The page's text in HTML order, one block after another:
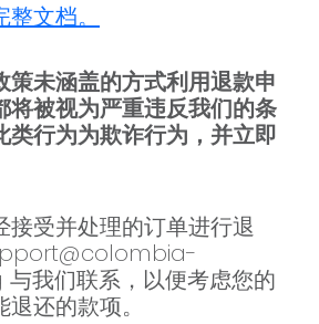
文档。
策未涵盖的方式利用退款申
将被视为严重违反我们的条
类行为为欺诈行为，并立即
接受并处理的订单进行退
与我们联系，以便考虑您的
还的款项。